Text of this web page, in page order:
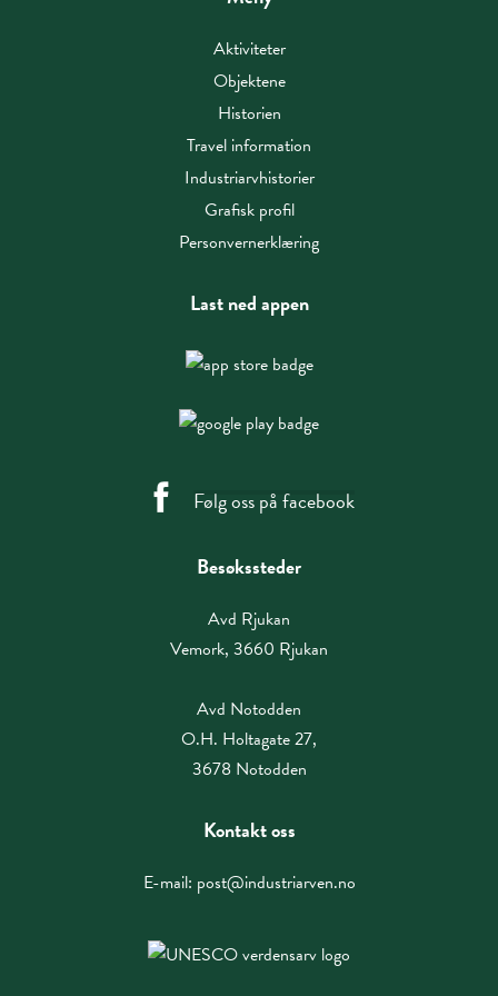
Aktiviteter
Objektene
Historien
Travel information
Industriarvhistorier
Grafisk profil
Personvernerklæring
Last ned appen
Følg oss på facebook
Besøkssteder
Avd Rjukan
Vemork, 3660 Rjukan
Avd Notodden
O.H. Holtagate 27,
3678 Notodden
Kontakt oss
E-mail: post@industriarven.no